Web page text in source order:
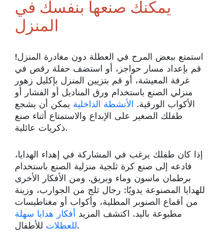
يمكنك صنعها بنفسك في
المنزل
استمتع ببعض المرح في العطلة دون مغادرة المنزل!
قم بإعداد مسار حواجز، أو استضف حفلة رقص في
غرفة المعيشة، أو قم بتزيين المنزل بإكليل زهور
منزلي الصنع باستخدام ورق المناديل أو الفشار أو
الأكواب الورقية. الأنشطة الداخلية يمكن أن يشجع
طفلك الصغير على الإبداع والاستمتاع أثناء صنع
ذكريات عائلية.
إذا كان طفلك يرغب في المشاركة في إهداء الهدايا،
فادعه إلى صنع كرة ثلجية منزلية الصنع باستخدام
برطمان ماسون وماء وبريق. ومن الأفكار الأخرى
للهدايا المصنوعة يدويًا: رجال ثلج من الجوارب، وزينة
من أقماع الصنوبر المطلية، وأكواب أو مغناطيسات
مطبوعة باليد. اكتشف المزيد أفكار هدايا سهلة
للعطلاتللأطفال.